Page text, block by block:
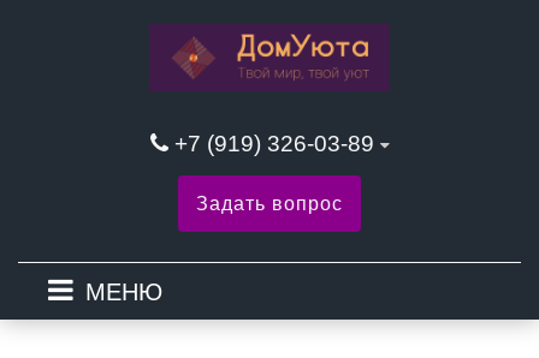
+7 (919) 326-03-89
Задать вопрос
МЕНЮ